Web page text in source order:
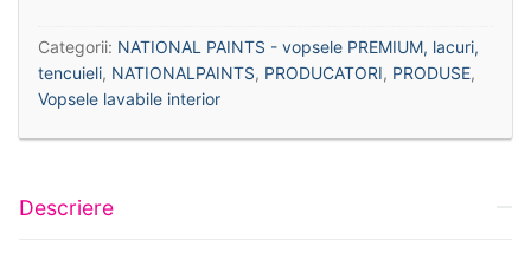
Categorii: NATIONAL PAINTS - vopsele PREMIUM, lacuri,
tencuieli, NATIONALPAINTS, PRODUCATORI, PRODUSE,
Vopsele lavabile interior
Descriere